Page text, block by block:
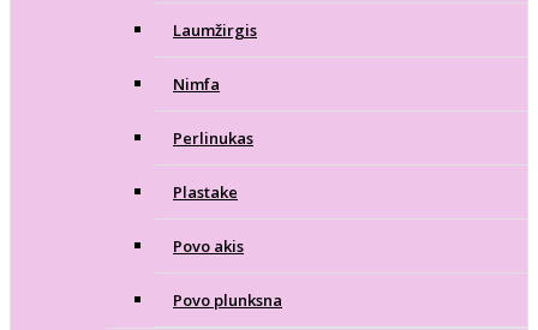
Laumžirgis
Nimfa
Perlinukas
Plastake
Povo akis
Povo plunksna